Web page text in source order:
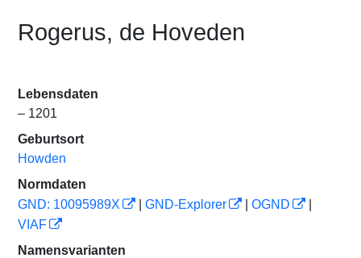
Rogerus, de Hoveden
Lebensdaten
– 1201
Geburtsort
Howden
Normdaten
GND: 10095989X
GND-Explorer OGND
VIAF
Namensvarianten